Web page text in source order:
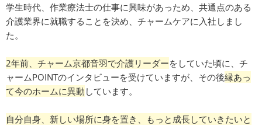
学生時代、作業療法士の仕事に興味があっため、共通点のある
介護業界に就職することを決め、チャームケアに入社しまし
た。
2年前、チャーム京都音羽で介護リーダーをしていた頃に、チ
ャームPOINTのインタビューを受けていますが、その後縁あっ
て今のホームに異動 しています。
自分自身、新しい場所に身を置き、もっと成長していきたいと